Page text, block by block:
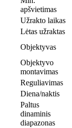
apšvietimas
Užrakto laikas
Lėtas užraktas
Objektyvas
Objektyvo
montavimas
Reguliavimas
Diena/naktis
Paltus
dinaminis
diapazonas